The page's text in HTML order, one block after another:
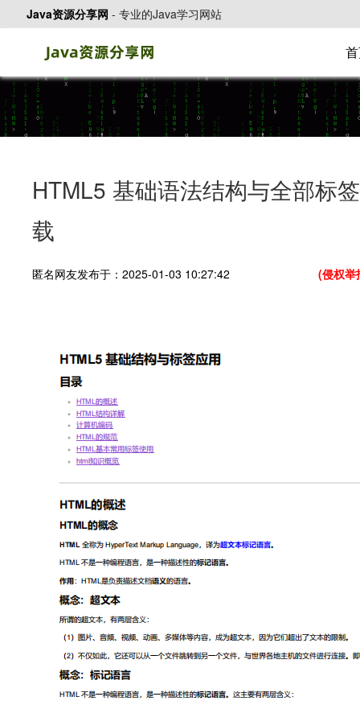
Java资源分享网 - 专业的Java学习网站
HTML5 基础语法结构与全部标
载
匿名网友发布于：2025-01-03 10:27:42 (侵权举